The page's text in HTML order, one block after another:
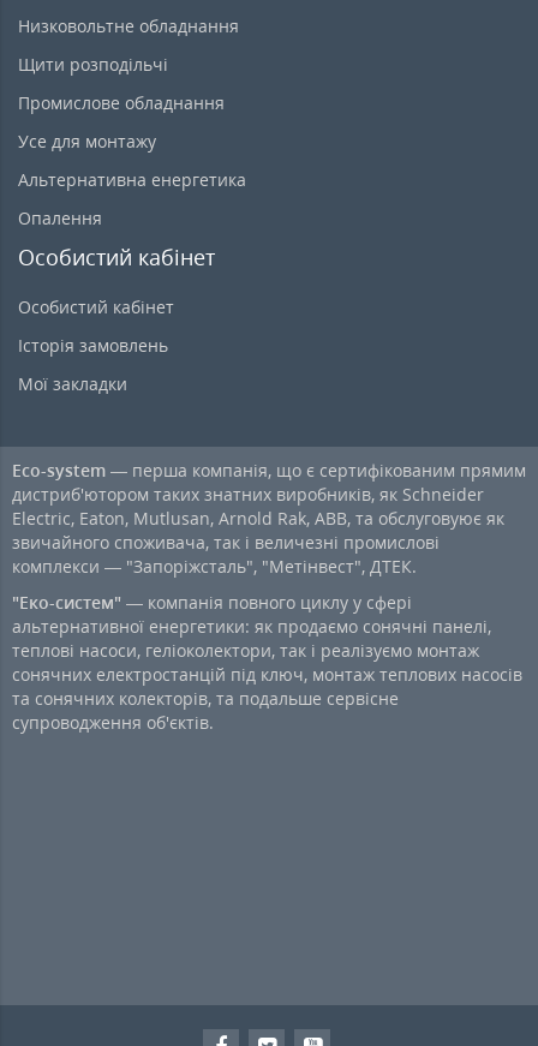
Низковольтне обладнання
Щити розподільчі
Промислове обладнання
Усе для монтажу
Альтернативна енергетика
Опалення
Особистий кабінет
Особистий кабінет
Історія замовлень
Мої закладки
Eco-system — перша компанія, що є сертифікованим прямим
дистриб'ютором таких знатних виробників, як Schneider
Electric, Eaton, Mutlusan, Arnold Rak, ABB, та обслуговуює як
звичайного споживача, так і величезні промислові
комплекси — "Запоріжсталь", "Метінвест", ДТЕК.
"Еко-систем" — компанія повного циклу у сфері
альтернативної енергетики: як продаємо сонячні панелі,
теплові насоси, геліоколектори, так і реалізуємо монтаж
сонячних електростанцій під ключ, монтаж теплових насосів
та сонячних колекторів, та подальше сервісне
супроводження об'єктів.